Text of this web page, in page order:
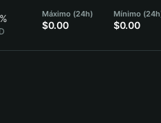
Máximo (24h)
$0.00
Mínimo
$0.00